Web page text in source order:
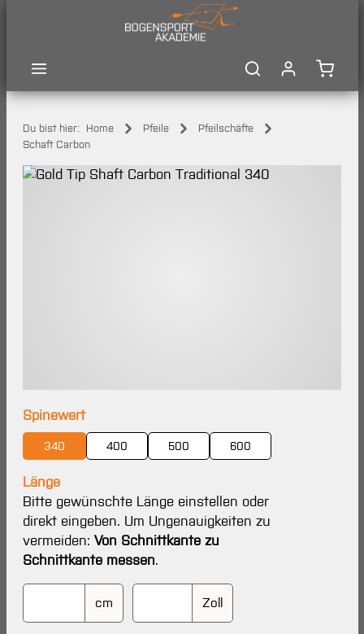
Du bist hier: Home Pfeile
Pfeilschäfte
Schaft Carbon
Bildergalerie überspringen
Spinewertauswählen
340 400 500 600
Länge
Bitte gewünschte Länge einstellen oder
direkt eingeben. Um Ungenauigkeiten zu
vermeiden: Von Schnittkante zu
Schnittkante messen.
cm Zoll